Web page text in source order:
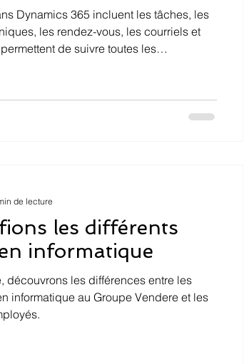
Dynamics 365 incluent les tâches, les
les rendez-vous, les courriels et
de suivre toutes les
En utilisant efficacement les
avoir une vue d'ensemble de
les différents
informatique
découvrons les différences entre les
informatique au Groupe Vendere et les
de lecture